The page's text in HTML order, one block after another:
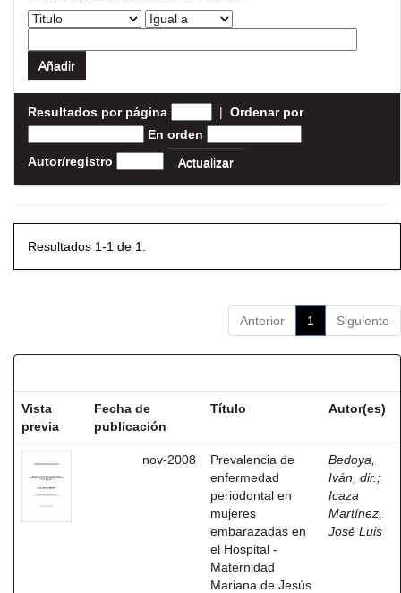
Resultados por página | Ordenar por
En orden
Autor/registro
Resultados 1-1 de 1.
Anterior 1 Siguiente
Vista
previa
Fecha de
publicación
Título Autor(es)
nov-2008
Prevalencia de
enfermedad
periodontal en
mujeres
embarazadas en
el Hospital -
Maternidad
Mariana de Jesús
Bedoya,
Iván, dir. ;
Icaza
Martínez,
José Luis